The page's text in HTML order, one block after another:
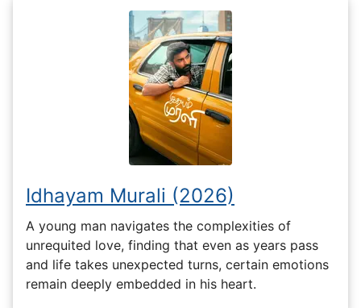
Idhayam Murali (2026)
A young man navigates the complexities of
unrequited love, finding that even as years pass
and life takes unexpected turns, certain emotions
remain deeply embedded in his heart.